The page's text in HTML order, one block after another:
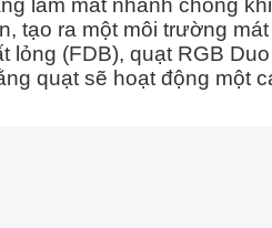
làm mát nhanh chóng
tạo ra một môi trường
lỏng (FDB), quạt RGB
quạt sẽ hoạt động một